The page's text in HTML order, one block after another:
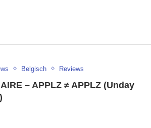
Belgisch Reviews
– APPLZ ≠ APPLZ (Unday